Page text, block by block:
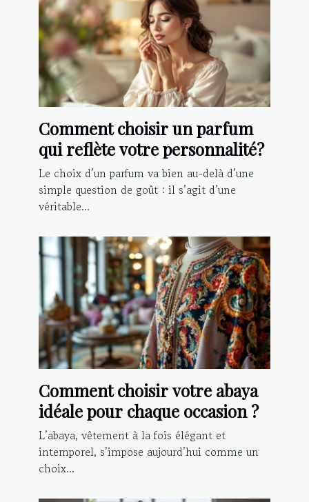
Comment choisir un parfum
qui reflète votre personnalité?
Le choix d’un parfum va bien au-delà d’une
simple question de goût : il s’agit d’une
véritable...
Comment choisir votre abaya
idéale pour chaque occasion ?
L’abaya, vêtement à la fois élégant et
intemporel, s’impose aujourd’hui comme un
choix...